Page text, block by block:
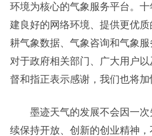
环境为核心的气象服务平台。
建良好的网络环境、提供更优
耕气象数据、气象咨询和气象
对于政府相关部门、广大用户
督和指正表示感谢，我们也将加
墨迹天气的发展不会因一次
续保持开放、创新的创业精神